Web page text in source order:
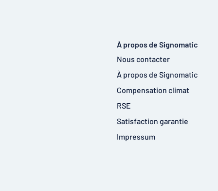
À propos de Signomatic
Nous contacter
À propos de Signomatic
Compensation climat
RSE
Satisfaction garantie
Impressum